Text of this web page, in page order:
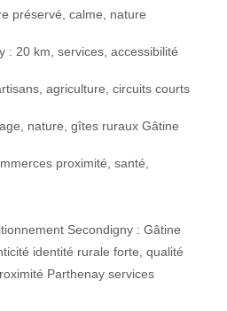
préservé, calme, nature
: 20 km, services, accessibilité
agriculture, circuits courts
nature, gîtes ruraux Gâtine
proximité, santé,
Secondigny : Gâtine
identité rurale forte, qualité
Parthenay services